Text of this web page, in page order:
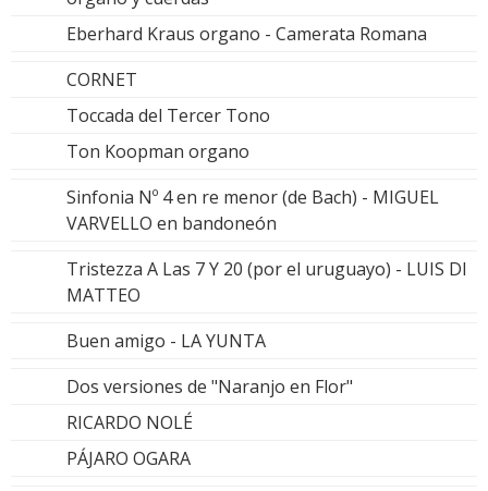
Eberhard Kraus organo - Camerata Romana
CORNET
Toccada del Tercer Tono
Ton Koopman organo
Sinfonia Nº 4 en re menor (de Bach) - MIGUEL
VARVELLO en bandoneón
Tristezza A Las 7 Y 20 (por el uruguayo) - LUIS DI
MATTEO
Buen amigo - LA YUNTA
Dos versiones de "Naranjo en Flor"
RICARDO NOLÉ
PÁJARO OGARA